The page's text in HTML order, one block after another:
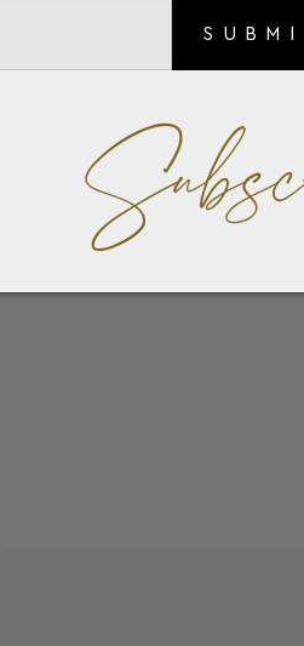
στην Ιταλία. 96